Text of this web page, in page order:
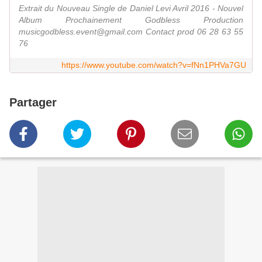
Extrait du Nouveau Single de Daniel Levi Avril 2016 - Nouvel
Album Prochainement Godbless Production
musicgodbless.event@gmail.com Contact prod 06 28 63 55
76
https://www.youtube.com/watch?v=fNn1PHVa7GU
Partager